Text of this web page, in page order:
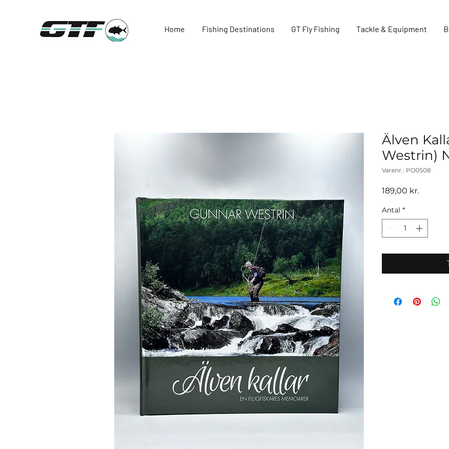
Home Fishing Destinations GT Fly Fishing Tackle & Equipment
Älven
Westrin)
Varenr.: PO0508
189,00 kr.Pris
Antal *